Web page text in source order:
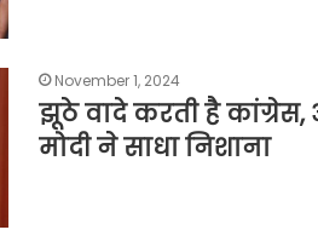
November 1, 2024
झूठे वादे करती है
मोदी ने साधा निशाना